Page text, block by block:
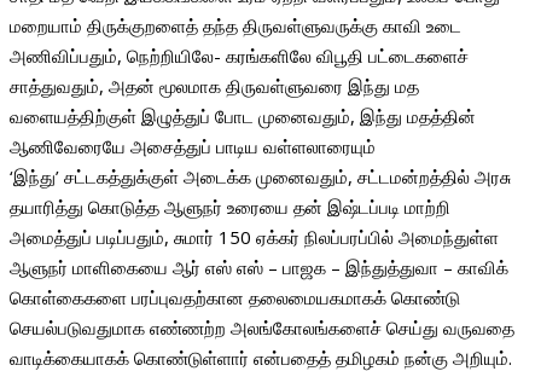
மறையாம் திருக்குறளைத் தந்த திருவள்ளுவருக்கு காவி உடை
அணிவிப்பதும், நெற்றியிலே- கரங்களிலே விபூதி பட்டைகளைச்
சாத்துவதும், அதன் மூலமாக திருவள்ளுவரை இந்து மத
வளையத்திற்குள் இழுத்துப் போட முனைவதும், இந்து மதத்தின்
ஆணிவேரையே அசைத்துப் பாடிய வள்ளலாரையும்
‘இந்து’ சட்டகத்துக்குள் அடைக்க முனைவதும், சட்டமன்றத்தில் அரசு
தயாரித்து கொடுத்த ஆளுநர் உரையை தன் இஷ்டப்படி மாற்றி
அமைத்துப் படிப்பதும், சுமார் 150 ஏக்கர் நிலப்பரப்பில் அமைந்துள்ள
ஆளுநர் மாளிகையை ஆர் எஸ் எஸ் – பாஜக – இந்துத்துவா – காவிக்
கொள்கைகளை பரப்புவதற்கான தலைமையகமாகக் கொண்டு
செயல்படுவதுமாக எண்ணற்ற அலங்கோலங்களைச் செய்து வருவதை
வாடிக்கையாகக் கொண்டுள்ளார் என்பதைத் தமிழகம் நன்கு அறியும்.